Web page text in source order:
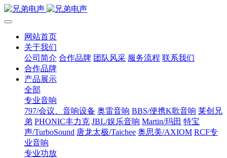
网站首页
关于我们
公司简介 合作品牌 团队风采 服务流程 联系我们
合作品牌
产品展示
全部
专业音响
797/会议、音响设备 奥雷音响 BBS/便携K歌音响 莱创兄
弟 PHONIC丰力克 JBL/娱乐音响 Martin/玛田 特宝
声/TurboSound 唐龙太极/Taichee 奥思美/AXIOM RCF专
业音响
专业功放